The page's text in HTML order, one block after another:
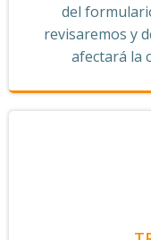
del
revisaremos y
afectará la